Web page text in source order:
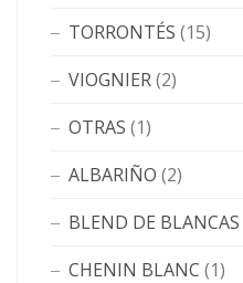
TORRONTÉS (15)
VIOGNIER(2)
OTRAS (1)
ALBARIÑO (2)
BLEND DE BLANCAS
CHENIN BLANC (1)